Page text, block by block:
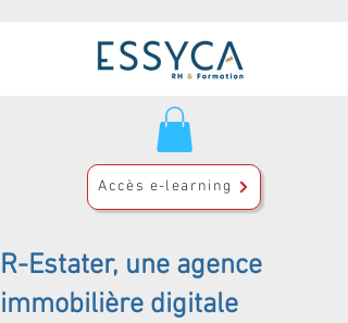
Accès e-learning
R-Estater, une agence
immobilière digitale